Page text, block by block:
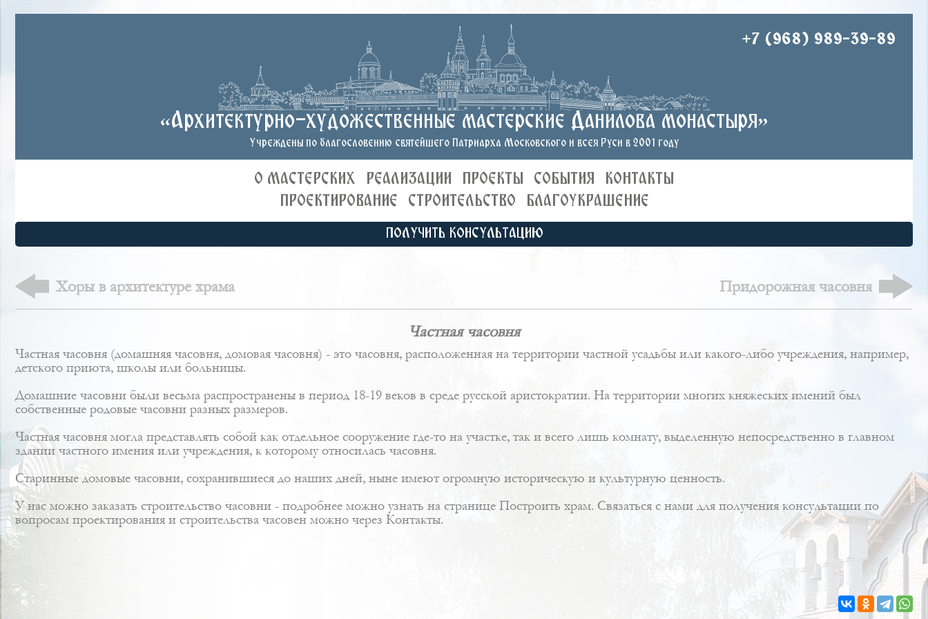
+7 (968) 989-39-89
«Архитектурно-художественные мастерские Данилова монастыря»
Учреждены по благословению святейшего Патриарха Московского и всея Руси в 2001 году
О МАСТЕРСКИХ РЕАЛИЗАЦИИ ПРОЕКТЫ СОБЫТИЯ
КОНТАКТЫ
ПРОЕКТИРОВАНИЕ
СТРОИТЕЛЬСТВО БЛАГОУКРАШЕНИЕ
ПОЛУЧИТЬ КОНСУЛЬТАЦИЮ
Хоры в архитектуре храма Придорожная часовня
Частная часовня
Частная часовня (домашняя часовня, домовая часовня) - это часовня, расположенная на территории частной усадьбы или какого-либо учреждения, например,
детского приюта, школы или больницы.
Домашние часовни были весьма распространены в период 18-19 веков в среде русской аристократии. На территории многих княжеских имений был
собственные родовые часовни разных размеров.
Частная часовня могла представлять собой как отдельное сооружение где-то на участке, так и всего лишь комнату, выделенную непосредственно в главном
здании частного имения или учреждения, к которому относилась часовня.
Старинные домовые часовни, сохранившиеся до наших дней, ныне имеют огромную историческую и культурную ценность.
У нас можно заказать строительство часовни - подробнее можно узнать на странице Построить храм. Связаться с нами для получения консультации по
вопросам проектирования и строительства часовен можно через Контакты.